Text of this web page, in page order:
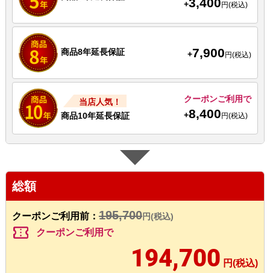
+3,400 円(税込)
商品8年延長保証 +7,900 円(税込)
当店人気！
商品10年延長保証
クーポンご利用で
+8,400 円(税込)
総額
クーポンご利用前： 195,700円(税込)
confirmation_number クーポンご利用で
194,700 円(税込)